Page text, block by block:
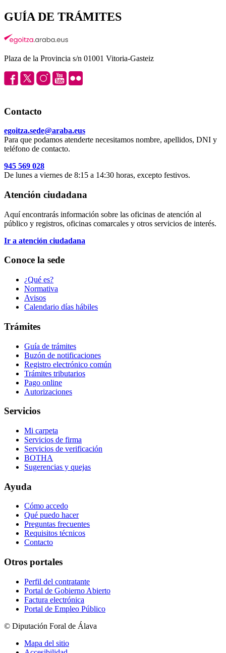
GUÍA DE TRÁMITES
Plaza de la Provincia s/n 01001 Vitoria-Gasteiz
Contacto
egoitza.sede@araba.eus
Para que podamos atenderte necesitamos nombre, apellidos, DNI y
teléfono de contacto.
945 569 028
De lunes a viernes de 8:15 a 14:30 horas, excepto festivos.
Atención ciudadana
Aquí encontrarás información sobre las oficinas de atención al
público y registros, oficinas comarcales y otros servicios de interés.
Ir a atención ciudadana
Conoce la sede
¿Qué es?
Normativa
Avisos
Calendario días hábiles
Trámites
Guía de trámites
Buzón de notificaciones
Registro electrónico común
Trámites tributarios
Pago online
Autorizaciones
Servicios
Mi carpeta
Servicios de firma
Servicios de verificación
BOTHA
Sugerencias y quejas
Ayuda
Cómo accedo
Qué puedo hacer
Preguntas frecuentes
Requisitos técnicos
Contacto
Otros portales
Perfil del contratante
Portal de Gobierno Abierto
Factura electrónica
Portal de Empleo Público
© Diputación Foral de Álava
Mapa del sitio